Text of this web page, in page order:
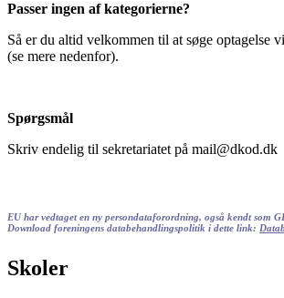
Passer ingen af kategorierne?
Så er du altid velkommen til at søge optagelse
(se mere nedenfor).
Spørgsmål
Skriv endelig til sekretariatet på mail@dkod.dk
EU har vedtaget en ny persondataforordning, også kendt som
Download foreningens databehandlingspolitik i dette link:
Skoler